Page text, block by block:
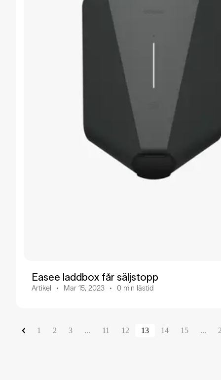
Easee laddbox får säljstopp
Artikel Mar 15, 2023 0 min lästid
1 2 3 ... 11 12 13 14 15 ...